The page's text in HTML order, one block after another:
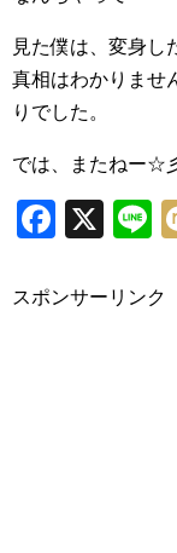
見た僕は、変身し
真相はわかりませ
りでした。
では、またねー☆
X
スポンサーリンク